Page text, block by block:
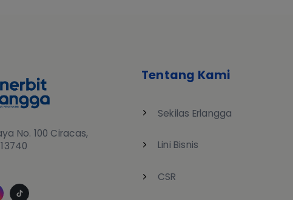
No. 100 Ciracas,
Tentang Kami
Sekilas Erlangga
Lini Bisnis
CSR